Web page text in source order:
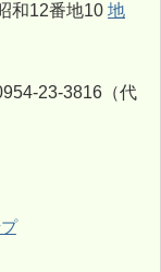
和12番地10 地
23-3816（代